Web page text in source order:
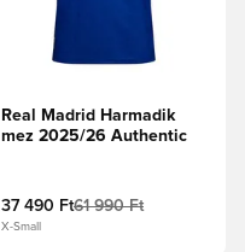
Real Madrid Harmadik
mez 2025/26 Authentic
37 490 Ft61 990 Ft
X-Small